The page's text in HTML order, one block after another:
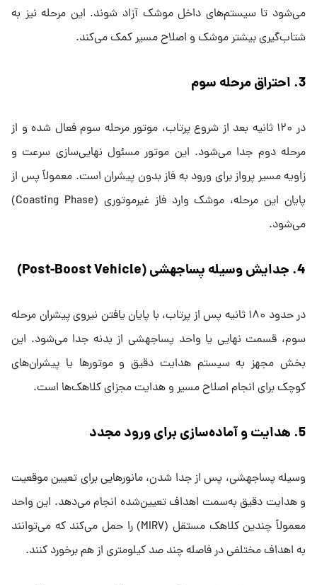
می‌شود تا سیستم‌های داخل موشک آزاد شوند. این مرحله نیز به
شتاب‌گیری بیشتر موشک و اصلاح مسیر کمک می‌کند.
3. احتراق مرحله سوم
در ۱۲۰ ثانیه بعد از شروع پرتاب، موتور مرحله سوم فعال شده و از
مرحله دوم جدا می‌شود. این موتور مسئول نهایی‌سازی سرعت و
زاویه مسیر پرواز برای ورود به فاز بدون پیشران است. معمولاً پس از
پایان این مرحله، موشک وارد فاز غیرموتوری (Coasting Phase)
می‌شود.
4. جدایش وسیله پساجهشی (Post-Boost Vehicle)
در حدود ۱۸۰ ثانیه پس از پرتاب، با پایان یافتن نیروی پیشران مرحله
سوم، قسمت نهایی یا واحد پساجهشی از بدنه جدا می‌شود. این
بخش مجهز به سیستم هدایت دقیق و موتورها یا پیشران‌های
کوچک برای انجام اصلاح مسیر و هدایت مجزای کلاهک‌ها است.
5. هدایت و آماده‌سازی برای ورود مجدد
وسیله پساجهشی، پس از جدا شدن، مانورهایی برای تعیین موقعیت
و هدایت دقیق به‌سمت اهداف تعیین‌شده انجام می‌دهد. این واحد
معمولاً چندین کلاهک مستقل (MIRV) را حمل می‌کند که می‌توانند
به اهداف مختلفی در فاصله چند صد کیلومتری از هم برخورد کنند.